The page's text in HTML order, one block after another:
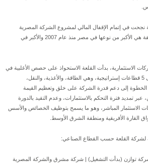
نجحت في إتمام الإقفال المالي لمشروع الشركة المصرية
للتكرير خلال شهر يونيو، في صفقة هي الأكبر من نوعها في مصر منذ عام 2007 والأكبر في
الاستثمارية، بدأت القلعة الاستحواذ على حصص الأغلبية في
10 شركات استثمارية موزعة على 5 قطاعات إستراتيجية، وهي الطاقة، والأغذية، والنقل،
الخطوة إلى دعم قدرة الشركة على خلق وتعظيم القيمة
عبر تمديد فترة التحكم بالاستثمارات، وعدم التقيد بالدورة
الاستثمار المباشر، وهو ما يسمح بتوظيف الخصائص والأسس
القارة الأفريقية ومنطقة الشرق الأوسط.
لشركة القلعة حسب القطاع الصناعي:
توازن (بدأت التشغيل) | شركة مشرق والشركة المصرية